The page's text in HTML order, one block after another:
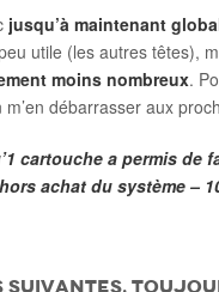
jusqu’à maintenant
utile (les autres têtes),
moins nombreux.
débarrasser aux
cartouche a permis de
achat du système –
suivantes,